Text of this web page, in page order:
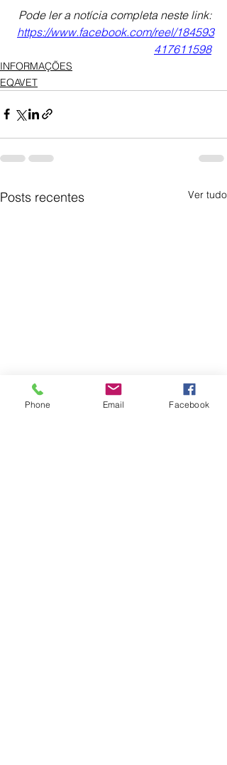
Pode ler a notícia completa neste link:
https://www.facebook.com/reel/184593
417611598
INFORMAÇÕES
EQAVET
Posts recentes Ver tudo
Phone Email Facebook